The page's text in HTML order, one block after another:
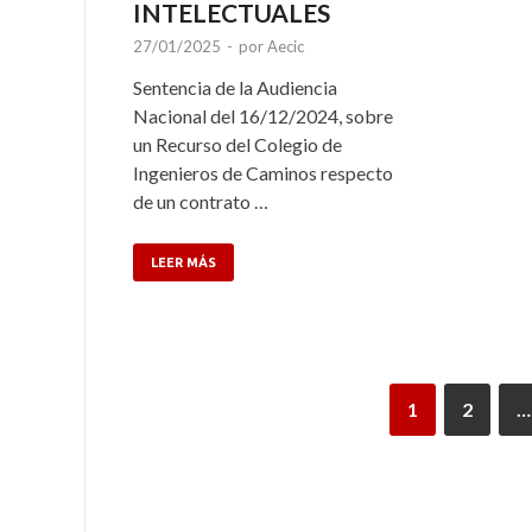
INTELECTUALES
27/01/2025 - porAecic
Sentencia de la Audiencia
Nacional del 16/12/2024, sobre
un Recurso del Colegio de
Ingenieros de Caminos respecto
de un contrato …
LEER MÁS
1 2